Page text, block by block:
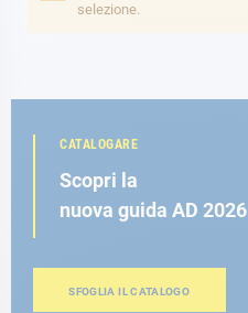
selezione.
CATALOGARE
Scopri la
nuova guida AD 2026
SFOGLIA IL CATALOGO